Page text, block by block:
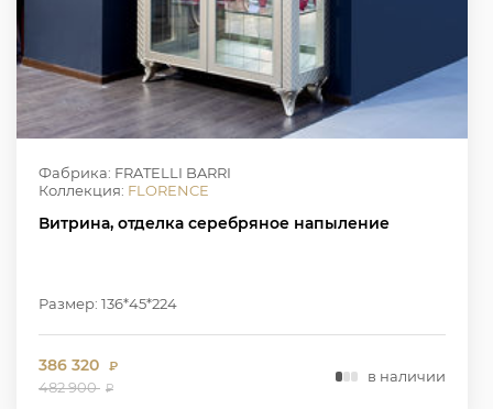
Фабрика: FRATELLI BARRI
Коллекция: FLORENCE
Витрина, отделка серебряное напыление
Размер: 136*45*224
386 320 ₽
482 900 ₽
в наличии